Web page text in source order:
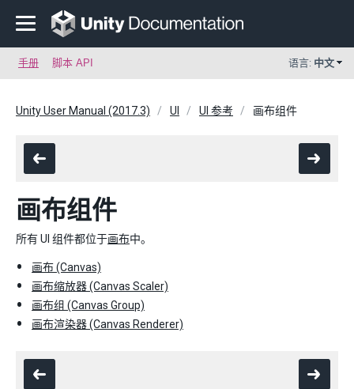
手册 脚本 API 语言: 中文
Unity User Manual (2017.3) UI UI 参考 画布组件
画布组件
所有 UI 组件都位于画布中。
画布 (Canvas)
画布缩放器 (Canvas Scaler)
画布组 (Canvas Group)
画布渲染器 (Canvas Renderer)